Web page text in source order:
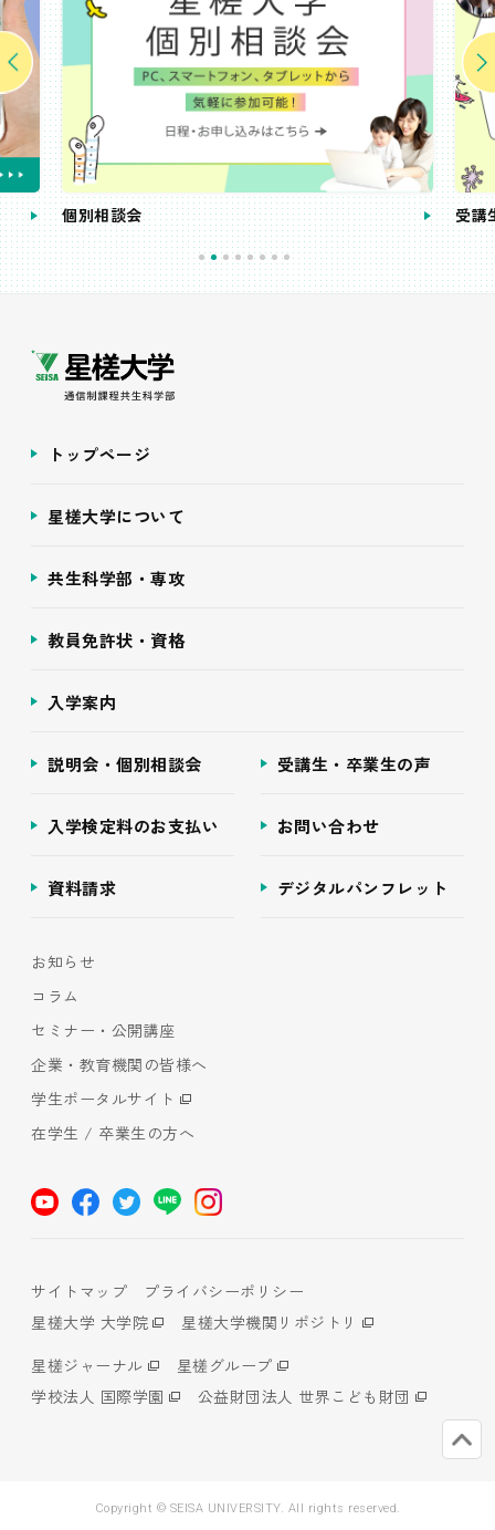
個別相談会 受講
トップページ
星槎大学について
共生科学部・専攻
教員免許状・資格
入学案内
説明会・個別相談会 受講生・卒業生の声
入学検定料のお支払い お問い合わせ
資料請求 デジタルパンフレット
お知らせ
コラム
セミナー・公開講座
企業・教育機関の皆様へ
学生ポータルサイト
在学生 / 卒業生の方へ
サイトマップ
プライバシーポリシー
星槎大学 大学院
星槎大学機関リポジトリ
星槎ジャーナル
星槎グループ
学校法人 国際学園
公益財団法人 世界こども財団
Copyright © SEISA UNIVERSITY. All rights reserved.